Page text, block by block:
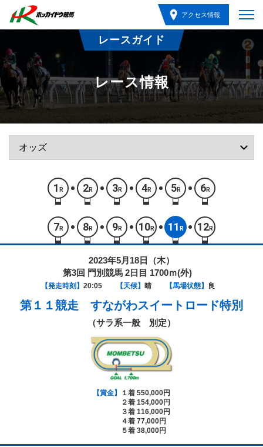
アクセス情報
レースガイド
レース情報
1 R 2R 3R 4R 5R 6R
7 R 8R 9R 10R 11 R 12R
2023年5月18日（木）
第3回 門別競馬 2日目 1700ｍ(外)
【発走時刻】 20:05 【天候】 晴 【馬場状態】 良
第１１競走 すながわスイートロード特別
（サラ系一般 別定）
【賞金】
１着 550,000円
２着 154,000円
３着 116,000円
４着 77,000円
５着 38,000円